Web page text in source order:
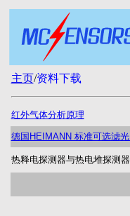
主页/资料下载
红外气体分析原理
德国HEIMANN 标准可选滤
热释电探测器与热电堆探测